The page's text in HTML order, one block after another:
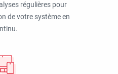
régulières pour
de votre système en